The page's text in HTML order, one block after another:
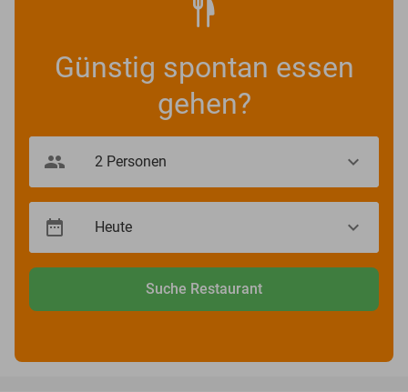
Günstig spontan essen
gehen?
Suche Restaurant